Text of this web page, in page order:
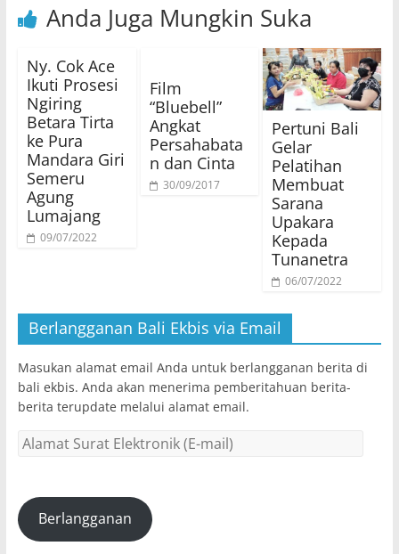
Anda Juga Mungkin Suka
​Ny. Cok Ace
Ikuti Prosesi
Ngiring
Betara Tirta
ke Pura
Mandara Giri
Semeru
Agung
Lumajang
09/07/2022
Film
“Bluebell”
Angkat
Persahabata
n dan Cinta
30/09/2017
Pertuni Bali
Gelar
Pelatihan
Membuat
Sarana
Upakara
Kepada
Tunanetra
06/07/2022
Berlangganan Bali Ekbis via Email
Masukan alamat email Anda untuk berlangganan berita di
bali ekbis. Anda akan menerima pemberitahuan berita-
berita terupdate melalui alamat email.
Alamat
(E-
mail)Berlangganan